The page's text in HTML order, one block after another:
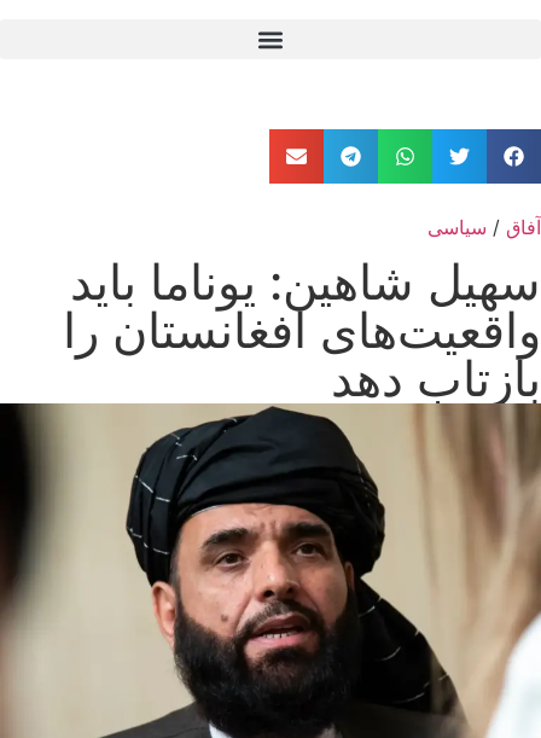
آفاق / سیاسی
سهیل شاهین: یوناما باید
واقعیت‌های افغانستان را
بازتاب دهد